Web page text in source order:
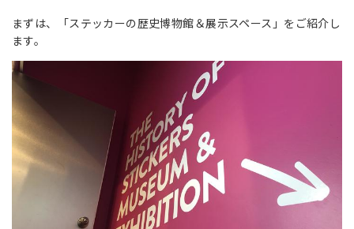
まずは、「ステッカーの歴史博物館＆展示スペース」をご紹介し
ます。